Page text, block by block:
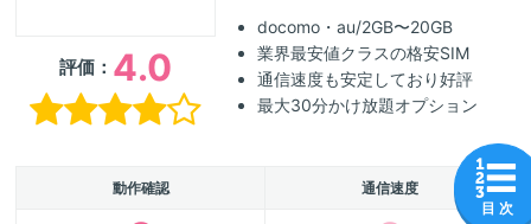
評価： 4.0
docomo・au/2GB〜20GB
業界最安値クラスの格安SIM
通信速度も安定しており好評
最大30分かけ放題オプション
動作確認
通信速度
目 次